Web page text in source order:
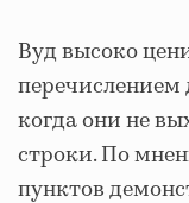
Вуд высоко
перечислением
когда они не
строки. По
пунктов